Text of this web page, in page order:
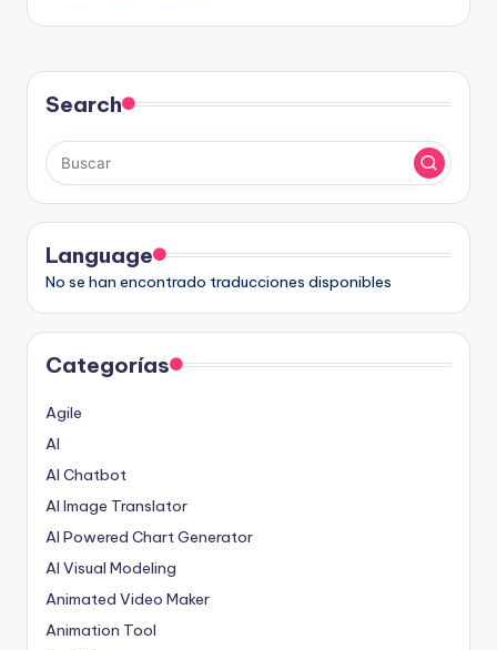
Search
Language
No se han encontrado traducciones disponibles
Categorías
Agile
AI
AI Chatbot
AI Image Translator
AI Powered Chart Generator
AI Visual Modeling
Animated Video Maker
Animation Tool